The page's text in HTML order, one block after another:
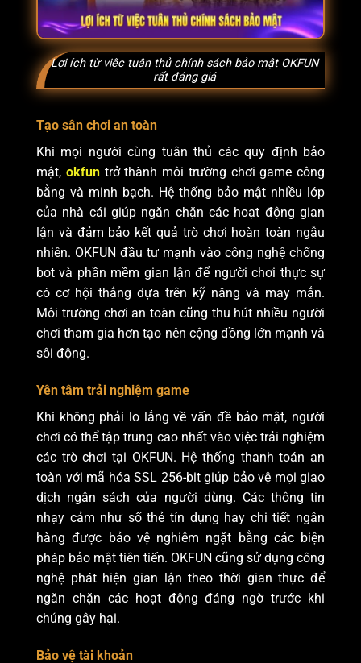
Lợi ích từ việc tuân thủ chính sách bảo mật OKFUN
rất đáng giá
Tạo sân chơi an toàn
Khi mọi người cùng tuân thủ các quy định bảo
mật, okfuntrở thành môi trường chơi game công
bằng và minh bạch. Hệ thống bảo mật nhiều lớp
của nhà cái giúp ngăn chặn các hoạt động gian
lận và đảm bảo kết quả trò chơi hoàn toàn ngẫu
nhiên. OKFUN đầu tư mạnh vào công nghệ chống
bot và phần mềm gian lận để người chơi thực sự
có cơ hội thắng dựa trên kỹ năng và may mắn.
Môi trường chơi an toàn cũng thu hút nhiều người
chơi tham gia hơn tạo nên cộng đồng lớn mạnh và
sôi động.
Yên tâm trải nghiệm game
Khi không phải lo lắng về vấn đề bảo mật, người
chơi có thể tập trung cao nhất vào việc trải nghiệm
các trò chơi tại OKFUN. Hệ thống thanh toán an
toàn với mã hóa SSL 256-bit giúp bảo vệ mọi giao
dịch ngân sách của người dùng. Các thông tin
nhạy cảm như số thẻ tín dụng hay chi tiết ngân
hàng được bảo vệ nghiêm ngặt bằng các biện
pháp bảo mật tiên tiến. OKFUN cũng sử dụng công
nghệ phát hiện gian lận theo thời gian thực để
ngăn chặn các hoạt động đáng ngờ trước khi
chúng gây hại.
Bảo vệ tài khoản